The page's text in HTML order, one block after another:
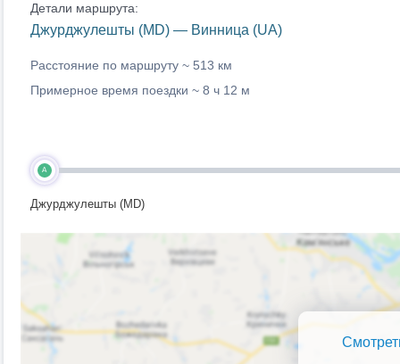
Детали маршрута:
Джурджулешты (MD) — Винница (UA)
Расстояние по маршруту ~ 513 км
Примерное время поездки ~ 8 ч 12 м
A
Джурджулешты (MD)